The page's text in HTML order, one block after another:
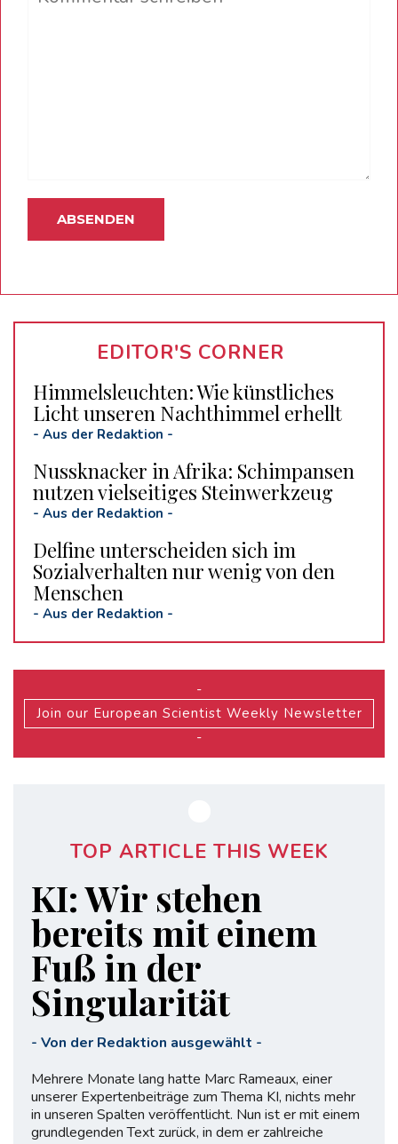
EDITOR'S CORNER
Himmelsleuchten: Wie künstliches
Licht unseren Nachthimmel erhellt
- Aus der Redaktion -
Nussknacker in Afrika: Schimpansen
nutzen vielseitiges Steinwerkzeug
- Aus der Redaktion -
Delfine unterscheiden sich im
Sozialverhalten nur wenig von den
Menschen
- Aus der Redaktion -
-
Join our European Scientist Weekly Newsletter
-
TOP ARTICLE THIS WEEK
KI: Wir stehen
bereits mit einem
Fuß in der
Singularität
- Von der Redaktion ausgewählt -
Mehrere Monate lang hatte Marc Rameaux, einer
unserer Expertenbeiträge zum Thema KI, nichts mehr
in unseren Spalten veröffentlicht. Nun ist er mit einem
grundlegenden Text zurück, in dem er zahlreiche